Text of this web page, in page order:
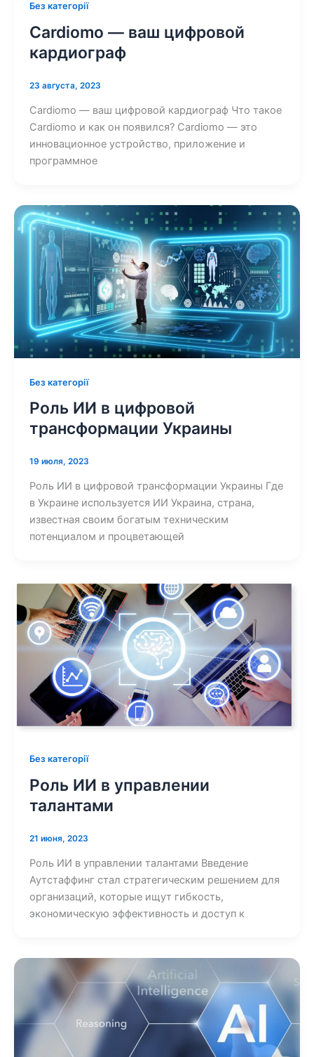
Без категорії
Cardiomo — ваш цифровой
кардиограф
23 августа, 2023
Cardiomo — ваш цифровой кардиограф Что такое
Cardiomo и как он появился? Cardiomo — это
инновационное устройство, приложение и
программное
Без категорії
Роль ИИ в цифровой
трансформации Украины
19 июля, 2023
Роль ИИ в цифровой трансформации Украины Где
в Украине используется ИИ Украина, страна,
известная своим богатым техническим
потенциалом и процветающей
Без категорії
Роль ИИ в управлении
талантами
21 июня, 2023
Роль ИИ в управлении талантами Введение
Аутстаффинг стал стратегическим решением для
организаций, которые ищут гибкость,
экономическую эффективность и доступ к